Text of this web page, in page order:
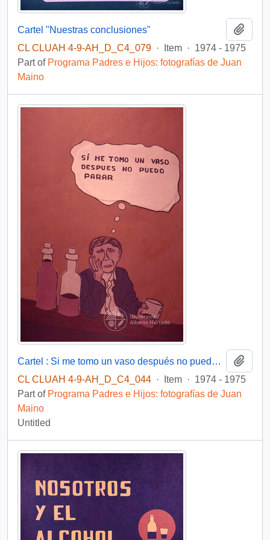
Cartel "Nuestras conclusiones"
CL CLUAH 4-9-AH_D_C4_079 · Item · 1974 - 1975
Part of Programa Padres e Hijos: fotografías de Juan
Maino
Cartel : Si me tomo un vaso después no puedo parar
CL CLUAH 4-9-AH_D_C4_044 · Item · 1974 - 1975
Part of Programa Padres e Hijos: fotografías de Juan
Maino
Untitled